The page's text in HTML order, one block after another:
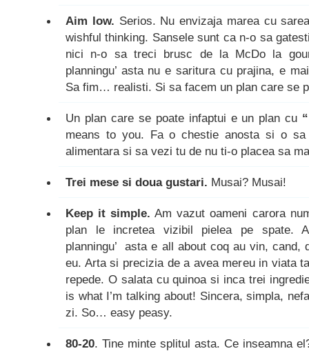
Aim low. Serios. Nu envizaja marea cu
wishful thinking. Sansele sunt ca n-o sa
nici n-o sa treci brusc de la McDo la
planningu’ asta nu e saritura cu prajina, e
Sa fim… realisti. Si sa facem un plan care se
Un plan care se poate infaptui e un plan cu
means to you. Fa o chestie anosta si o
alimentara si sa vezi tu de nu ti-o placea sa
Trei mese si doua gustari. Musai? Musai!
Keep it simple. Am vazut oameni carora
plan le incretea vizibil pielea pe spate.
planningu’ asta e all about coq au vin, cand,
eu. Arta si precizia de a avea mereu in viata
repede. O salata cu quinoa si inca trei
is what I’m talking about! Sincera, simpla,
zi. So… easy peasy.
80-20. Tine minte splitul asta. Ce inseamna